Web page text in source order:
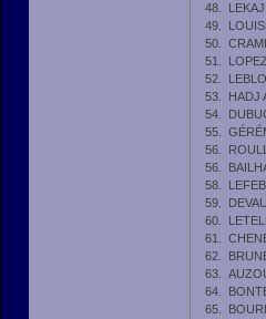
48.
49.
50.
51.
52.
53.
HADJ
54.
55.
56.
56.
58.
59.
60.
61.
62.
63.
64.
65.